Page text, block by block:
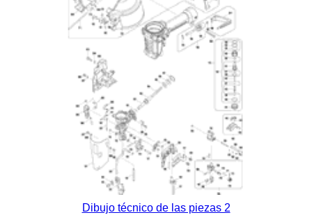
Dibujo técnico de las piezas 2